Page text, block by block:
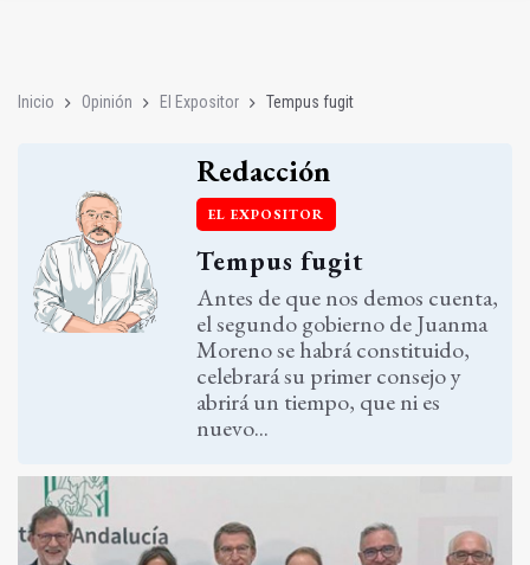
Inicio Opinión El Expositor Tempus fugit
Redacción
EL EXPOSITOR
Tempus fugit
Antes de que nos demos cuenta,
el segundo gobierno de Juanma
Moreno se habrá constituido,
celebrará su primer consejo y
abrirá un tiempo, que ni es
nuevo...